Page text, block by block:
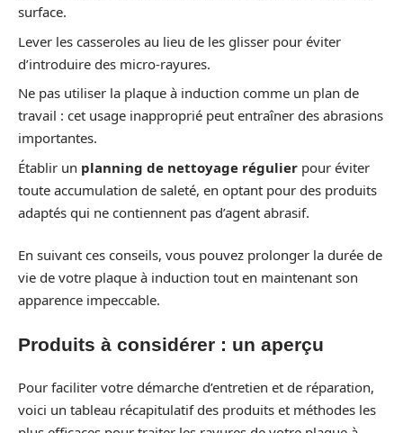
surface.
Lever les casseroles au lieu de les glisser pour éviter
d’introduire des micro-rayures.
Ne pas utiliser la plaque à induction comme un plan de
travail : cet usage inapproprié peut entraîner des abrasions
importantes.
Établir un planning de nettoyage régulier pour éviter
toute accumulation de saleté, en optant pour des produits
adaptés qui ne contiennent pas d’agent abrasif.
En suivant ces conseils, vous pouvez prolonger la durée de
vie de votre plaque à induction tout en maintenant son
apparence impeccable.
Produits à considérer : un aperçu
Pour faciliter votre démarche d’entretien et de réparation,
voici un tableau récapitulatif des produits et méthodes les